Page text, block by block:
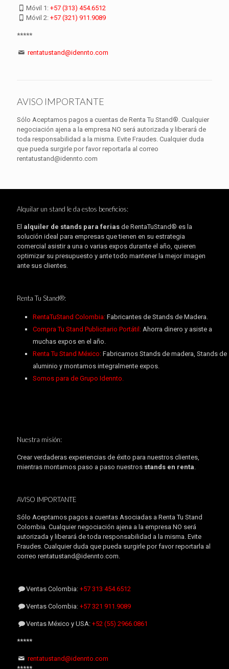
Móvil 1:+57 (313) 454.6512
Móvil 2:+57 (321) 911.9089
*****
rentatustand@idennto.com
AVISO IMPORTANTE
Sólo Aceptamos pagos a cuentas de Renta Tu Stand®. Cualquier
negociación ajena a la empresa NO será autorizada y liberará de
toda responsabilidad a la misma. Evite Fraudes. Cualquier duda
que pueda surgirle por favor reportarla al correo
rentatustand@idennto.com
Alquilar un stand le da estos beneficios:
El alquiler de stands para ferias de RentaTuStand® es la
solución ideal para empresas que tienen en su estrategia
comercial asistir a una o varias expos durante el año, quieren
optimizar su presupuesto y ante todo mantener la mejor imagen
ante sus clientes.
Renta Tu Stand®:
RentaTuStand Colombia: Fabricantes de Stands de Madera.
Compra Tu Stand Publicitario Portátil:Ahorra dinero y asiste a
muchas expos en el año.
Renta Tu Stand México:Fabricamos Stands de madera, Stands de
aluminio y montamos integralmente expos.
Somos para de Grupo Idennto.
Nuestra misión:
Crear verdaderas experiencias de éxito para nuestros clientes,
mientras montamos paso a paso nuestros stands en renta.
AVISO IMPORTANTE
Sólo Aceptamos pagos a cuentas Asociadas a Renta Tu Stand
Colombia. Cualquier negociación ajena a la empresa NO será
autorizada y liberará de toda responsabilidad a la misma. Evite
Fraudes. Cualquier duda que pueda surgirle por favor reportarla al
correo rentatustand@idennto.com.
Ventas Colombia:+57 313 454.6512
Ventas Colombia:+57 321 911.9089
Ventas México y USA:+52 (55) 2966.0861
*****
rentatustand@idennto.com